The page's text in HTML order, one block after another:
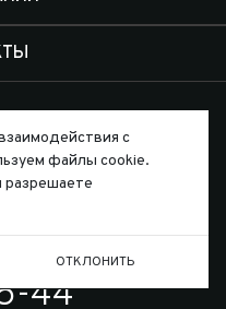
44
с
файлы cookie.
разрешаете
ОТКЛОНИТЬ